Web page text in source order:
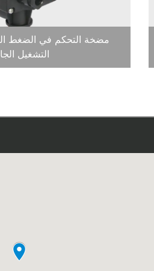
مضخة التحكم في الضغط
التشغيل